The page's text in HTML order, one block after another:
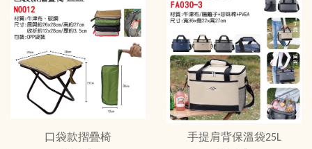
口袋款摺疊椅 手提肩背保溫袋25L